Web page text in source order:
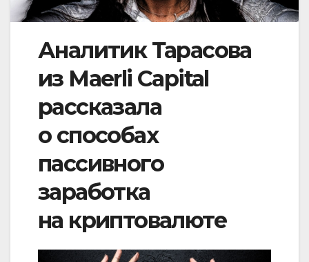
Аналитик Тарасова
из Maerli Capital
рассказала
о способах
пассивного
заработка
на криптовалюте